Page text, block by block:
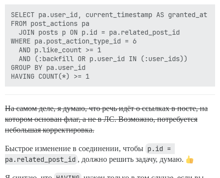
SELECT pa.user_id, current_timestamp AS granted_at
FROM post_actions pa
  JOIN posts p ON p.id = pa.related_post_id
WHERE pa.post_action_type_id = 6
  AND p.like_count >= 1
  AND (:backfill OR p.user_id IN (:user_ids))
GROUP BY pa.user_id
На самом деле, я думаю, что речь идёт о ссылках в посте, на
котором основан флаг, а не в ЛС. Возможно, потребуется
небольшая корректировка.
Быстрое изменение в соединении, чтобы p.id =
pa.related_post_id , должно решить задачу, думаю.